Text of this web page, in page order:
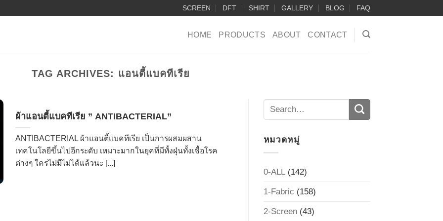
SCREEN DFT SHIRT GALLERY BLOG FAQ
HOME PRODUCTS ABOUT CONTACT
TAG ARCHIVES: แอนตี้แบคทีเรีย
ผ้าแอนตี้แบคทีเรีย ” ANTIBACTERIAL”
ANTIBACTERIAL ผ้าแอนตี้แบคทีเรีย เป็นการผสมผสาน
เทคโนโลยีขึ้นไปอีกระดับ เหมาะมากในยุคที่มีทั้งฝุ่นทั้งเชื้อโรค
ต่างๆ ใครไม่มีไม่ได้แล้วนะ [...]
หมวดหมู่
0-ALL(142)
1-Fabric (158)
2-Screen(43)